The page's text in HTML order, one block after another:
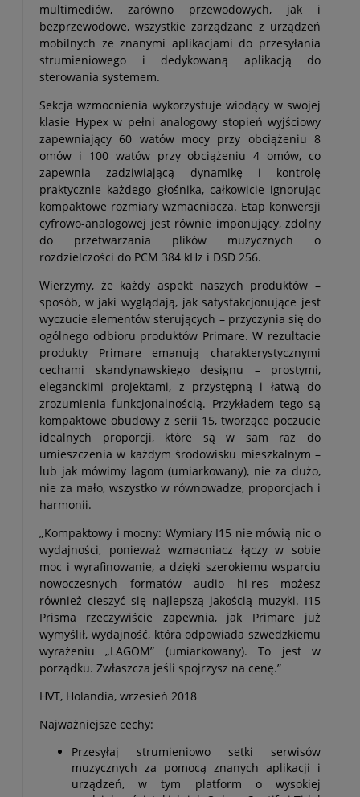
multimediów, zarówno przewodowych, jak i
bezprzewodowe, wszystkie zarządzane z urządzeń
mobilnych ze znanymi aplikacjami do przesyłania
strumieniowego i dedykowaną aplikacją do
sterowania systemem.
Sekcja wzmocnienia wykorzystuje wiodący w swojej
klasie Hypex w pełni analogowy stopień wyjściowy
zapewniający 60 watów mocy przy obciążeniu 8
omów i 100 watów przy obciążeniu 4 omów, co
zapewnia zadziwiającą dynamikę i kontrolę
praktycznie każdego głośnika, całkowicie ignorując
kompaktowe rozmiary wzmacniacza. Etap konwersji
cyfrowo-analogowej jest równie imponujący, zdolny
do przetwarzania plików muzycznych o
rozdzielczości do PCM 384 kHz i DSD 256.
Wierzymy, że każdy aspekt naszych produktów –
sposób, w jaki wyglądają, jak satysfakcjonujące jest
wyczucie elementów sterujących – przyczynia się do
ogólnego odbioru produktów Primare. W rezultacie
produkty Primare emanują charakterystycznymi
cechami skandynawskiego designu – prostymi,
eleganckimi projektami, z przystępną i łatwą do
zrozumienia funkcjonalnością. Przykładem tego są
kompaktowe obudowy z serii 15, tworzące poczucie
idealnych proporcji, które są w sam raz do
umieszczenia w każdym środowisku mieszkalnym –
lub jak mówimy lagom (umiarkowany), nie za dużo,
nie za mało, wszystko w równowadze, proporcjach i
harmonii.
„Kompaktowy i mocny: Wymiary I15 nie mówią nic o
wydajności, ponieważ wzmacniacz łączy w sobie
moc i wyrafinowanie, a dzięki szerokiemu wsparciu
nowoczesnych formatów audio hi-res możesz
również cieszyć się najlepszą jakością muzyki. I15
Prisma rzeczywiście zapewnia, jak Primare już
wymyślił, wydajność, która odpowiada szwedzkiemu
wyrażeniu „LAGOM” (umiarkowany). To jest w
porządku. Zwłaszcza jeśli spojrzysz na cenę.”
HVT, Holandia, wrzesień 2018
Najważniejsze cechy:
Przesyłaj strumieniowo setki serwisów
muzycznych za pomocą znanych aplikacji i
urządzeń, w tym platform o wysokiej